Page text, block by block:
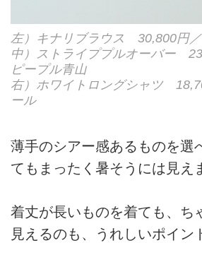
左）キナリブラウス 30,800円
中）ストライププルオーバー
ピープル青山
右）ホワイトロングシャツ
ール
薄手のシアー感あるものを選
てもまったく暑そうには見え
着丈が長いものを着ても、ち
見えるのも、うれしいポイン